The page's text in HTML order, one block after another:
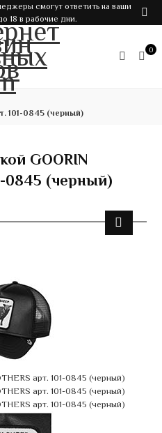
смогут ответить на ваши
18 в рабочие дни.
0
101-0845 (черный)
GOORIN
0845 (черный)